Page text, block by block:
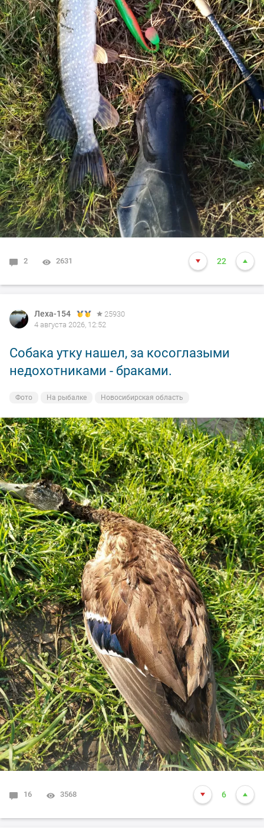
2 2631 22
Леха-154
25930
4 августа 2026, 12:52
Собака утку нашел, за косоглазыми
недохотниками - браками.
Фото На рыбалке Новосибирская область
16 3568 6